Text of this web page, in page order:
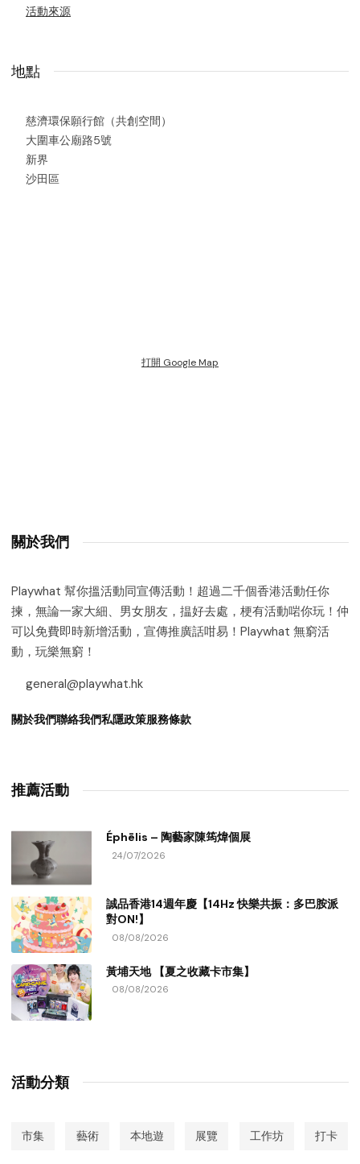
活動來源
地點
慈濟環保願行館（共創空間）
大圍車公廟路5號
新界
沙田區
打開 Google Map
關於我們
Playwhat 幫你搵活動同宣傳活動！超過二千個香港活動任你
揀，無論一家大細、男女朋友，揾好去處，梗有活動啱你玩！仲
可以免費即時新增活動，宣傳推廣話咁易！Playwhat 無窮活
動，玩樂無窮！
general@playwhat.hk
關於我們聯絡我們私隱政策服務條款
推薦活動
Éphēlis – 陶藝家陳筠煒個展
24/07/2026
誠品香港14週年慶【14Hz 快樂共振：多巴胺派
對ON!】
08/08/2026
黃埔天地 【夏之收藏卡市集】
08/08/2026
活動分類
市集 藝術 本地遊 展覽 工作坊 打卡